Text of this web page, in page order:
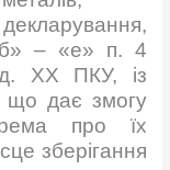
– «е» п. 4
ХХ ПКУ, із
що дає змогу
про їх
зберігання